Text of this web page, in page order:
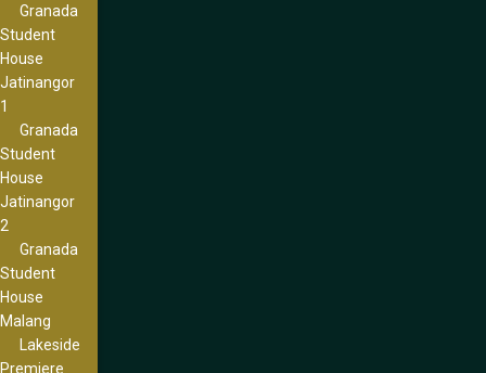
Granada
Student
House
Jatinangor
1
Granada
Student
House
Jatinangor
2
Granada
Student
House
Malang
Lakeside
Premiere